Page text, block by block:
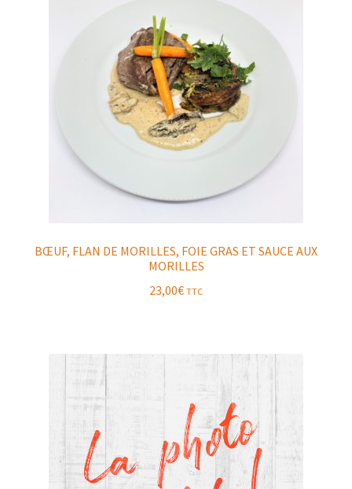
BŒUF, FLAN DE MORILLES, FOIE GRAS ET SAUCE AUX
MORILLES
23,00€ TTC